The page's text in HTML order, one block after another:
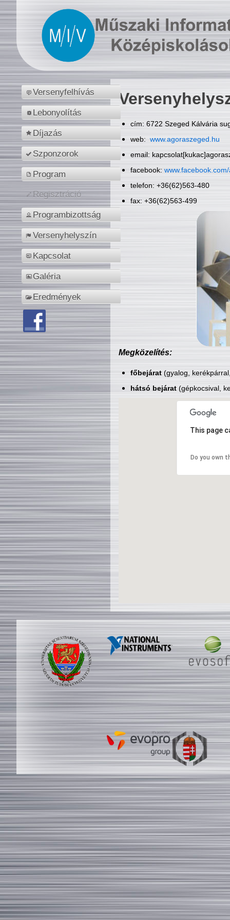
Versenyfelhívás
Lebonyolítás
Díjazás
Szponzorok
Program
Regisztráció
Programbizottság
Versenyhelyszín
Kapcsolat
Galéria
Eredmények
cím: 6722 Szeged Kálvária
web: www.agoraszeged.hu
email:
facebook:
telefon: +36(62)563-480
fax: +36(62)563-499
Megközelítés:
főbejárat(gyalog,
hátsó bejárat(gépkocsival,
This page
Do you own